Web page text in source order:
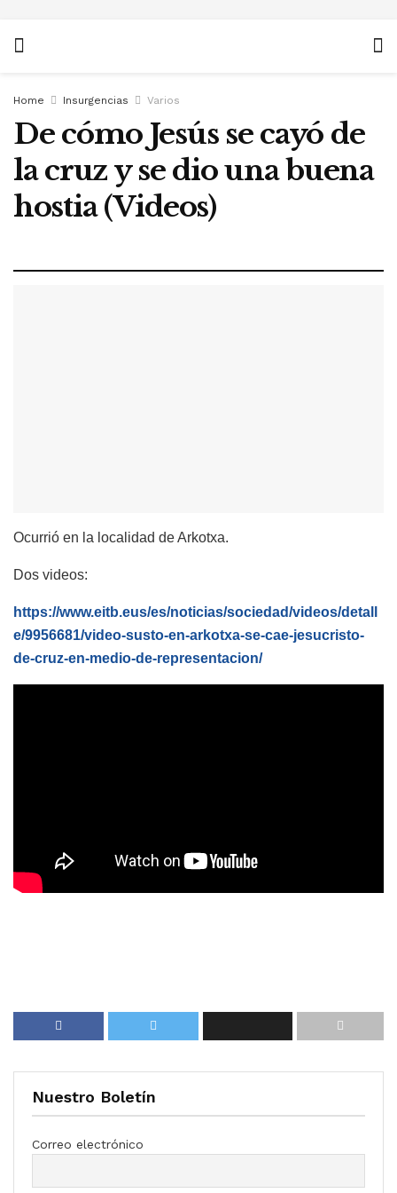
Home Insurgencias Varios
De cómo Jesús se cayó de
la cruz y se dio una buena
hostia (Videos)
Ocurrió en la localidad de Arkotxa.
Dos videos:
https://www.eitb.eus/es/noticias/sociedad/videos/detall
e/9956681/video-susto-en-arkotxa-se-cae-jesucristo-
de-cruz-en-medio-de-representacion/
Nuestro Boletín
Correo electrónico